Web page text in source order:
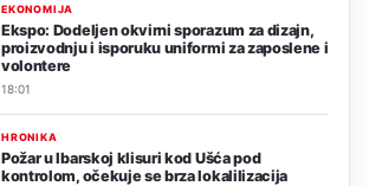
EKONOMIJA
Ekspo: Dodeljen okvirni sporazum za dizajn,
proizvodnju i isporuku uniformi za zaposlene i
volontere
18:01
HRONIKA
Požar u Ibarskoj klisuri kod Ušća pod
kontrolom, očekuje se brza lokalilizacija